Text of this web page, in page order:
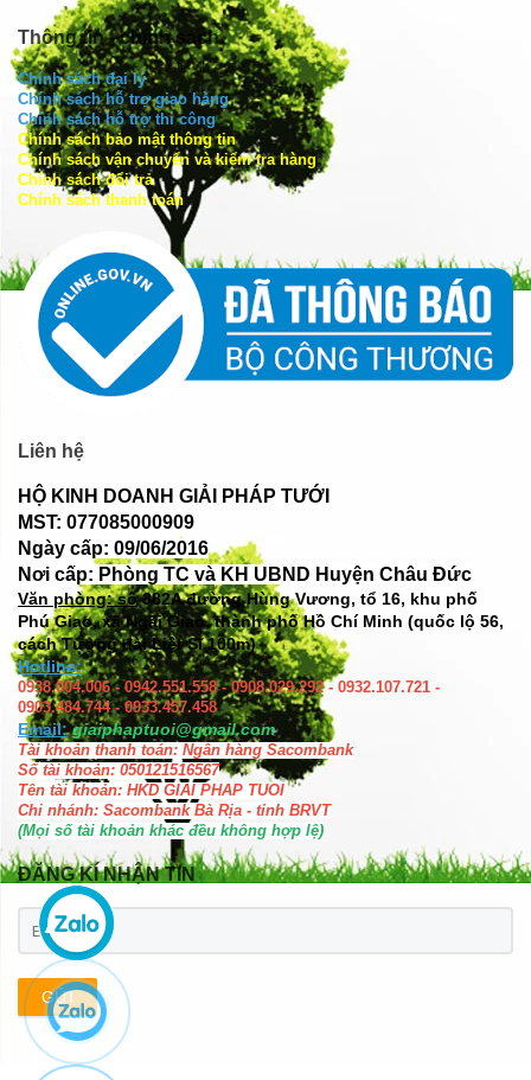
Thông tin - chính sách
Chính sách đại lý
Chính sách hỗ trợ giao hàng
Chính sách hỗ trợ thi công
Chính sách bảo mật thông tin
Chính sách vận chuyển và kiểm tra hàng
Chính sách đổi trả
Chính sách thanh toán
Liên hệ
HỘ KINH DOANH GIẢI PHÁP TƯỚI
MST: 077085000909
Ngày cấp: 09/06/2016
Nơi cấp: Phòng TC và KH UBND Huyện Châu Đức
Văn phòng: số382A đường Hùng Vương, tổ 16, khu phố
Phú Giao, xã Ngãi Giao, thành phố Hồ Chí Minh (quốc lộ 56,
cách Tượng đài Liệt Sĩ 100m)
Hotline:
0938.004.006 - 0942.551.558 - 0908.029.292 - 0932.107.721 -
0903.484.744 - 0933.457.458
Email: giaiphaptuoi@gmail.com
Tài khoản thanh toán: Ngân hàng Sacombank
Số tài khoản: 050121516567
Tên tài khoản: HKD GIAI PHAP TUOI
Chi nhánh: Sacombank Bà Rịa - tỉnh BRVT
(Mọi số tài khoản khác đều không hợp lệ)
ĐĂNG KÍ NHẬN TIN
GỬI